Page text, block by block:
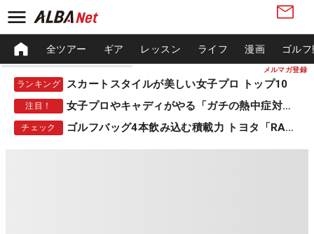
メルマガ登録
全ツアー ギア レッスン ライフ 漫画 ゴル
ランキング スカートスタイルが美しい女子プロ トップ10
注目！ 女子プロやキャディがやる「ガチの熱中症対策」
チェック ゴルフバッグ4本飲み込む積載力 トヨタ「RAV4」